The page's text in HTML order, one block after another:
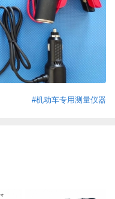
#机动车专用测量仪器